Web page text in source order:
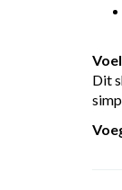
Dit